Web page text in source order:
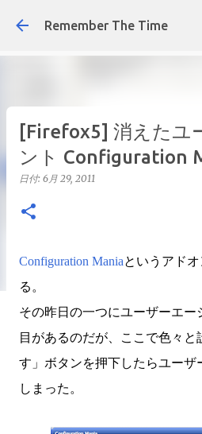
スキップしてメイン コ
Remember The Time
[Firefox5] 消えたユ
ント Configuration
日付: 6月 29, 2011
Configuration Maniaというアド
る。
その昨日の一つにユーザーエ
目があるのだが、ここで色々
す」ボタンを押下したらユーザ
しまった。